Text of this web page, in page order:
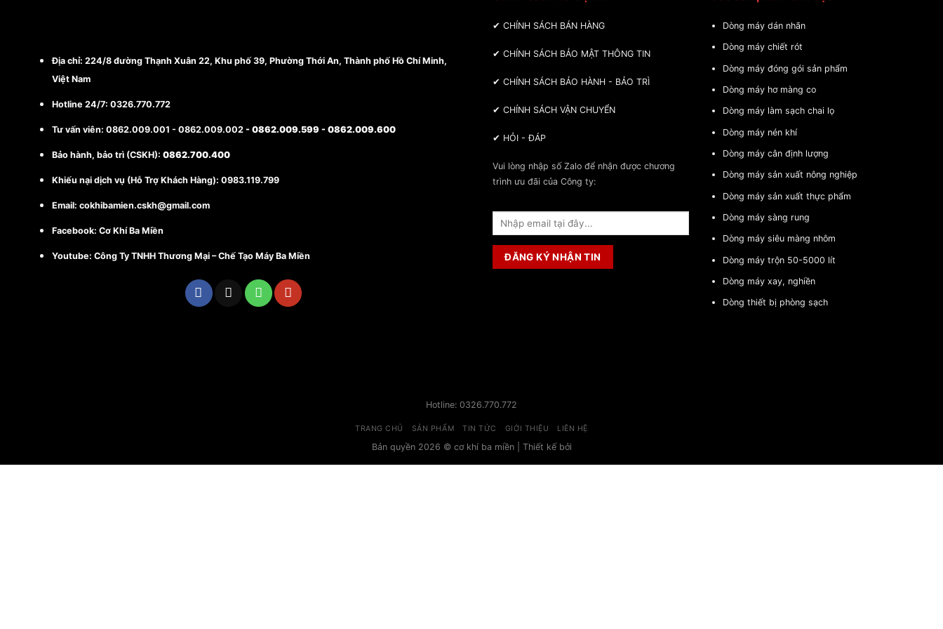
Địa chỉ: 224/8 đường Thạnh Xuân 22, Khu phố 39, Phường Thới An, Thành phố Hồ Chí Minh,
Việt Nam
Hotline 24/7: 0326.770.772
Tư vấn viên: 0862.009.001 - 0862.009.002 - 0862.009.599 - 0862.009.600
Bảo hành, bảo trì (CSKH): 0862.700.400
Khiếu nại dịch vụ (Hỗ Trợ Khách Hàng): 0983.119.799
Email: cokhibamien.cskh@gmail.com
Facebook: Cơ Khí Ba Miền
Youtube: Công Ty TNHH Thương Mại – Chế Tạo Máy Ba Miền
✔ CHÍNH SÁCH BÁN HÀNG
✔ CHÍNH SÁCH BẢO MẬT THÔNG TIN
✔ CHÍNH SÁCH BẢO HÀNH - BẢO TRÌ
✔ CHÍNH SÁCH VẬN CHUYỂN
✔ HỎI - ĐÁP
Vui lòng nhập số Zalo để nhận được chương
trình ưu đãi của Công ty:
Dòng máy dán nhãn
Dòng máy chiết rót
Dòng máy đóng gói sản phẩm
Dòng máy hơ màng co
Dòng máy làm sạch chai lọ
Dòng máy nén khí
Dòng máy cân định lượng
Dòng máy sản xuất nông nghiệp
Dòng máy sản xuất thực phẩm
Dòng máy sàng rung
Dòng máy siêu màng nhôm
Dòng máy trộn 50-5000 lít
Dòng máy xay, nghiền
Dòng thiết bị phòng sạch
Hotline: 0326.770.772
TRANG CHỦ SẢN PHẨM TIN TỨC GIỚI THIỆU LIÊN HỆ
Bản quyền 2026 © cơ khí ba miền | Thiết kế bởi